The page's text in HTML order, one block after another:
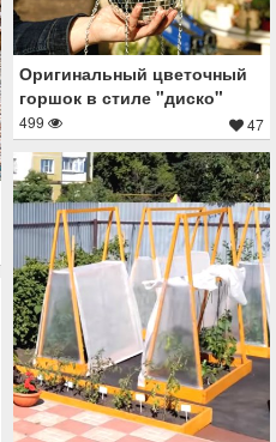
Оригинальный цветочный
горшок в стиле "диско"
499 47